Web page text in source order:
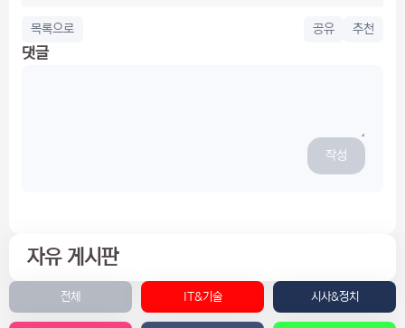
목록으로 공유 추천
댓글
작성
자유 게시판
전체 IT&기술 시사&정치